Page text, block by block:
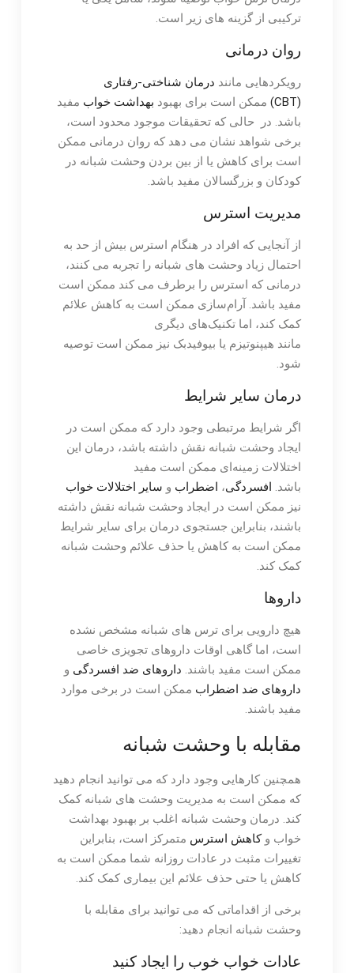
ترکیبی از گزینه های زیر است.
روان درمانی
رویکردهایی مانند درمان شناختی-رفتاری
(CBT)
ممکن است برای بهبود بهداشت خواب مفید
باشد. در حالی که تحقیقات موجود محدود است،
برخی شواهد نشان می دهد که روان درمانی ممکن
است برای کاهش یا از بین بردن وحشت شبانه در
کودکان و بزرگسالان مفید باشد.
مدیریت استرس
از آنجایی که افراد در هنگام استرس بیش از حد به
احتمال زیاد وحشت های شبانه را تجربه می کنند،
درمانی که استرس را برطرف می کند ممکن است
مفید باشد. آرام‌سازی ممکن است به کاهش علائم
کمک کند، اما تکنیک‌های دیگری
مانند هیپنوتیزم یا بیوفیدبک نیز ممکن است توصیه
شود.
درمان سایر شرایط
اگر شرایط مرتبطی وجود دارد که ممکن است در
ایجاد وحشت شبانه نقش داشته باشد، درمان این
اختلالات زمینه‌ای ممکن است مفید
باشد. افسردگی، اضطراب و سایر اختلالات خواب
نیز ممکن است در ایجاد وحشت شبانه نقش داشته
باشند، بنابراین جستجوی درمان برای سایر شرایط
ممکن است به کاهش یا حذف علائم وحشت شبانه
کمک کند.
داروها
هیچ دارویی برای ترس های شبانه مشخص نشده
است، اما گاهی اوقات داروهای تجویزی خاصی
ممکن است مفید باشند. داروهای ضد افسردگی و
داروهای ضد اضطراب ممکن است در برخی موارد
مفید باشند.
مقابله با وحشت شبانه
همچنین کارهایی وجود دارد که می توانید انجام دهید
که ممکن است به مدیریت وحشت های شبانه کمک
کند. درمان وحشت شبانه اغلب بر بهبود بهداشت
خواب وکاهش استرس متمرکز است، بنابراین
تغییرات مثبت در عادات روزانه شما ممکن است به
کاهش یا حتی حذف علائم این بیماری کمک کند.
برخی از اقداماتی که می توانید برای مقابله با
وحشت شبانه انجام دهید:
عادات خواب خوب را ایجاد کنید